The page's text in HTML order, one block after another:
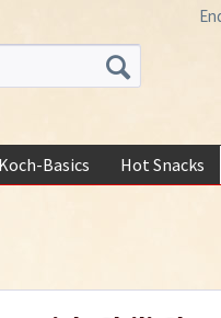
Koch-Basics Hot Snacks